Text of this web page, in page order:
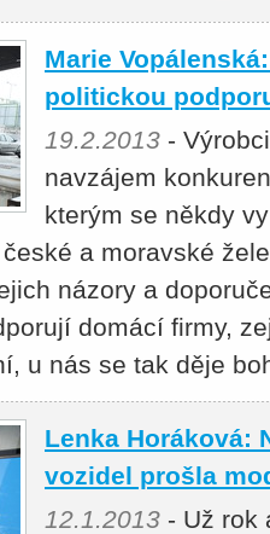
Marie
politickou
19.2.2013 -
navzájem
kterým se někdy
a moravské
názory a
domácí firmy,
u nás se tak děje
Lenka Horáková:
vozidel prošla
12.1.2013 - Už rok